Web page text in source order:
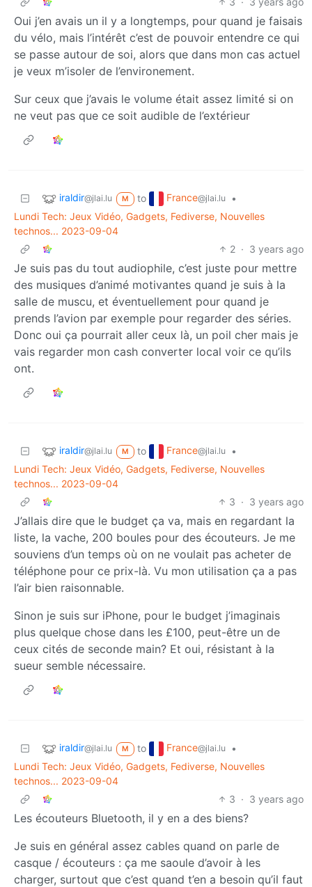
Oui j’en avais un il y a longtemps, pour quand je faisais
du vélo, mais l’intérêt c’est de pouvoir entendre ce qui
se passe autour de soi, alors que dans mon cas actuel
je veux m’isoler de l’environement.
Sur ceux que j’avais le volume était assez limité si on
ne veut pas que ce soit audible de l’extérieur
iraldir@jlai.lu M to France@jlai.lu
•
Lundi Tech: Jeux Vidéo, Gadgets, Fediverse, Nouvelles
technos... 2023-09-04
2 · 3 years ago
Je suis pas du tout audiophile, c’est juste pour mettre
des musiques d’animé motivantes quand je suis à la
salle de muscu, et éventuellement pour quand je
prends l’avion par exemple pour regarder des séries.
Donc oui ça pourrait aller ceux là, un poil cher mais je
vais regarder mon cash converter local voir ce qu’ils
ont.
iraldir@jlai.lu M to France@jlai.lu
•
Lundi Tech: Jeux Vidéo, Gadgets, Fediverse, Nouvelles
technos... 2023-09-04
3 · 3 years ago
J’allais dire que le budget ça va, mais en regardant la
liste, la vache, 200 boules pour des écouteurs. Je me
souviens d’un temps où on ne voulait pas acheter de
téléphone pour ce prix-là. Vu mon utilisation ça a pas
l’air bien raisonnable.
Sinon je suis sur iPhone, pour le budget j’imaginais
plus quelque chose dans les £100, peut-être un de
ceux cités de seconde main? Et oui, résistant à la
sueur semble nécessaire.
iraldir@jlai.lu M to France@jlai.lu
•
Lundi Tech: Jeux Vidéo, Gadgets, Fediverse, Nouvelles
technos... 2023-09-04
3 · 3 years ago
Les écouteurs Bluetooth, il y en a des biens?
Je suis en général assez cables quand on parle de
casque / écouteurs : ça me saoule d’avoir à les
charger, surtout que c’est quand t’en a besoin qu’il faut